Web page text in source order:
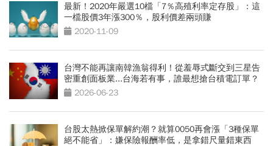
最新！2020年嚴選10檔「7％高殖利率定存股」：這
一檔股價3年漲300％，股利價差兩頭賺
2020-11-09
台灣不能再讓南韓漁翁得利！從羞辱式斷交到三星告
密重創面板業...台海若有事，誰最想搶台積電訂單？
2026-06-23
台股太熱掀保單解約潮？就算0050再會漲「3種保單
絕不能省」：嫌保險報酬率低，是拿錯尺量錯東西